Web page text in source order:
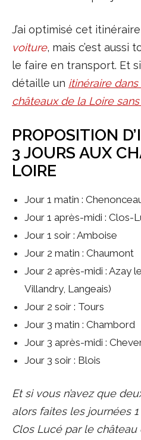
J’ai optimisé cet
voiture, mais c’est aussi
le faire en transport. Et
détaille un itinéraire
châteaux de la Loire
PROPOSITION
3 JOURS AUX
LOIRE
Jour 1 matin :
Jour 1 après-midi : Clos-
Jour 1 soir : Amboise
Jour 2 matin : Chaumont
Jour 2 après-midi : Azay
Villandry, Langeais)
Jour 2 soir : Tours
Jour 3 matin : Chambord
Jour 3 après-midi :
Jour 3 soir : Blois
Et si vous n’avez que
alors faites les journées
Clos Lucé par le château